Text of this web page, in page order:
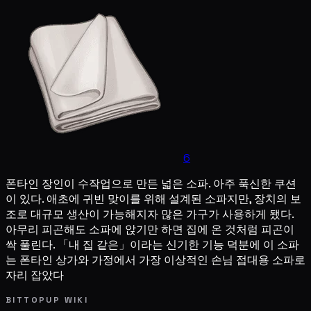
6
폰타인 장인이 수작업으로 만든 넓은 소파. 아주 푹신한 쿠션
이 있다. 애초에 귀빈 맞이를 위해 설계된 소파지만, 장치의 보
조로 대규모 생산이 가능해지자 많은 가구가 사용하게 됐다.
아무리 피곤해도 소파에 앉기만 하면 집에 온 것처럼 피곤이
싹 풀린다. 「내 집 같은」이라는 신기한 기능 덕분에 이 소파
는 폰타인 상가와 가정에서 가장 이상적인 손님 접대용 소파로
자리 잡았다
BITTOPUP WIKI